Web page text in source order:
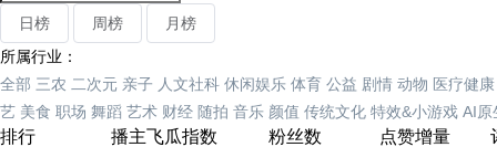
日榜 周榜
月榜
所属行业：
全部 三农 二次元 亲子 人文社科 休闲娱乐 体育 公益 剧情 动物 医疗健康
艺 美食 职场 舞蹈 艺术 财经 随拍 音乐 颜值 传统文化 特效&小游戏 AI原
排行 播主飞瓜指数 粉丝数 点赞增量